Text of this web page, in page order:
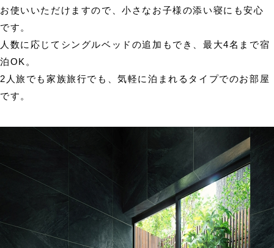
お使いいただけますので、小さなお子様の添い寝にも安心
です。
人数に応じてシングルベッドの追加もでき、最大4名まで宿
泊OK。
2人旅でも家族旅行でも、気軽に泊まれるタイプでのお部屋
です。